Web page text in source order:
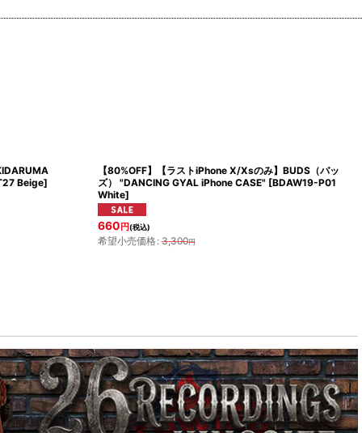
Beige]
【80%OFF】【ラストiPhone X/Xsのみ】BUDS（バッ
ズ） "DANCING GYAL iPhone CASE" [BDAW19-P01
White]
660 円(税込)
希望小売価格: 3,300円